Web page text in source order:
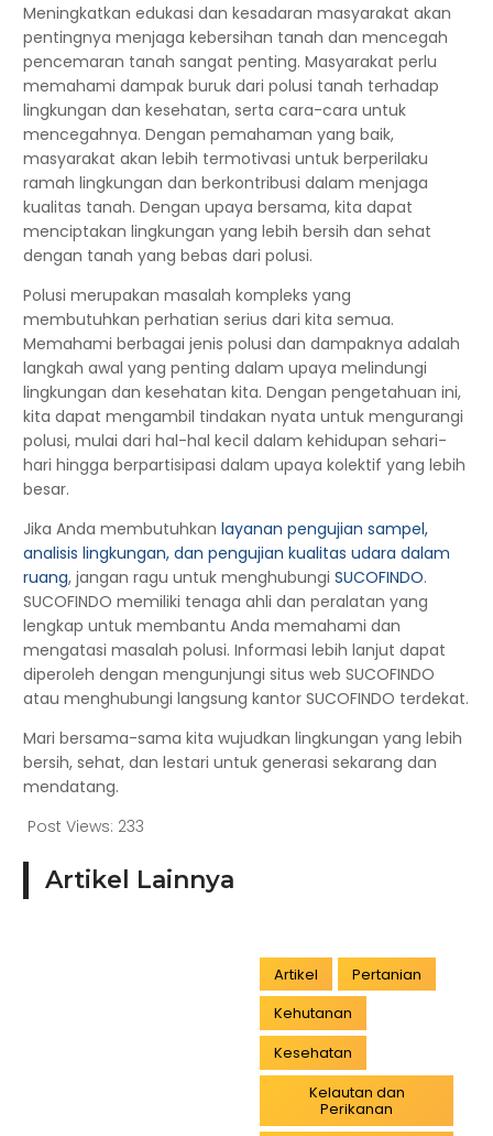
Meningkatkan edukasi dan kesadaran masyarakat akan
pentingnya menjaga kebersihan tanah dan mencegah
pencemaran tanah sangat penting. Masyarakat perlu
memahami dampak buruk dari polusi tanah terhadap
lingkungan dan kesehatan, serta cara-cara untuk
mencegahnya. Dengan pemahaman yang baik,
masyarakat akan lebih termotivasi untuk berperilaku
ramah lingkungan dan berkontribusi dalam menjaga
kualitas tanah. Dengan upaya bersama, kita dapat
menciptakan lingkungan yang lebih bersih dan sehat
dengan tanah yang bebas dari polusi.
Polusi merupakan masalah kompleks yang
membutuhkan perhatian serius dari kita semua.
Memahami berbagai jenis polusi dan dampaknya adalah
langkah awal yang penting dalam upaya melindungi
lingkungan dan kesehatan kita. Dengan pengetahuan ini,
kita dapat mengambil tindakan nyata untuk mengurangi
polusi, mulai dari hal-hal kecil dalam kehidupan sehari-
hari hingga berpartisipasi dalam upaya kolektif yang lebih
besar.
Jika Anda membutuhkan layanan pengujian sampel,
analisis lingkungan, dan pengujian kualitas udara dalam
ruang, jangan ragu untuk menghubungi SUCOFINDO.
SUCOFINDO memiliki tenaga ahli dan peralatan yang
lengkap untuk membantu Anda memahami dan
mengatasi masalah polusi. Informasi lebih lanjut dapat
diperoleh dengan mengunjungi situs web SUCOFINDO
atau menghubungi langsung kantor SUCOFINDO terdekat.
Mari bersama-sama kita wujudkan lingkungan yang lebih
bersih, sehat, dan lestari untuk generasi sekarang dan
mendatang.
Post Views: 233
Artikel Lainnya
Artikel
Pertanian
Kehutanan
Kesehatan
Kelautan dan
Perikanan